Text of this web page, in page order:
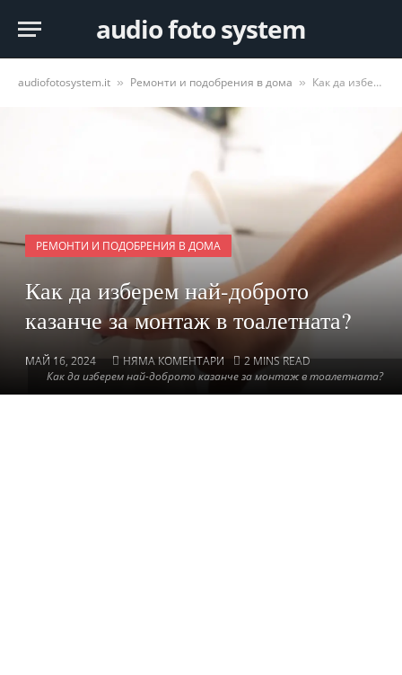
audio foto system
audiofotosystem.it » Ремонти и подобрения в дома » Как да изберем най-доброто казанче за монтаж в тоалетната?
Как да изберем най-доброто казанче за монтаж в тоалетната?
РЕМОНТИ И ПОДОБРЕНИЯ В ДОМА
Как да изберем най-доброто
казанче за монтаж в тоалетната?
МАЙ 16, 2024 НЯМА КОМЕНТАРИ 2 MINS READ